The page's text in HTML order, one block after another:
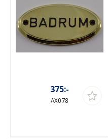
375:-
AX078